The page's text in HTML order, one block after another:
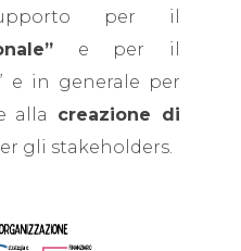
per il
e per il
e in generale per
alla creazione di
gli stakeholders.